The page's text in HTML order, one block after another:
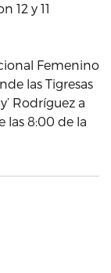
12 y 11
Femenino
las Tigresas
Rodríguez a
las 8:00 de la